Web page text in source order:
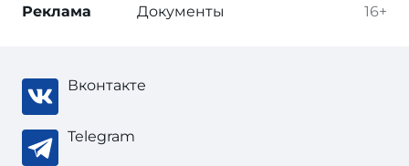
16+
Реклама Документы
Вконтакте
Telegram